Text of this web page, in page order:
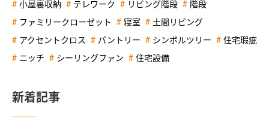
小屋裏収納 テレワーク リビング階段 階段
ファミリークローゼット 寝室 土間リビング
アクセントクロス パントリー シンボルツリー 住宅瑕疵
ニッチ シーリングファン 住宅設備
新着記事